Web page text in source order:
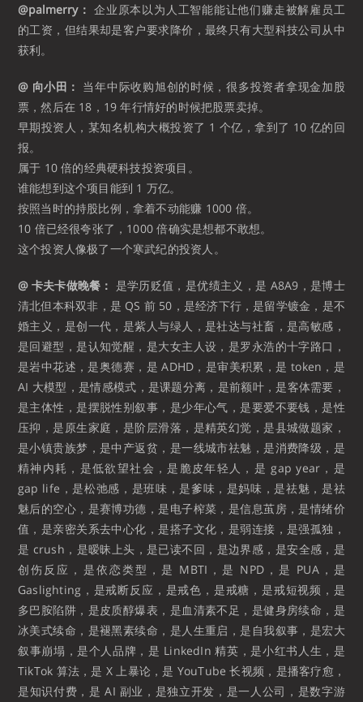
@palmerry： 企业原本以为人工智能能让他们赚走被解雇员工
的工资，但结果却是客户要求降价，最终只有大型科技公司从中
获利。
@ 向小田： 当年中际收购旭创的时候，很多投资者拿现金加股
票，然后在 18，19 年行情好的时候把股票卖掉。
早期投资人，某知名机构大概投资了 1 个亿，拿到了 10 亿的回
报。
属于 10 倍的经典硬科技投资项目。
谁能想到这个项目能到 1 万亿。
按照当时的持股比例，拿着不动能赚 1000 倍。
10 倍已经很夸张了，1000 倍确实是想都不敢想。
这个投资人像极了一个寒武纪的投资人。
@ 卡夫卡做晚餐： 是学历贬值，是优绩主义，是 A8A9，是博士
清北但本科双非，是 QS 前 50，是经济下行，是留学镀金，是不
婚主义，是创一代，是紫人与绿人，是社达与社畜，是高敏感，
是回避型，是认知觉醒，是大女主人设，是罗永浩的十字路口，
是岩中花述，是奥德赛，是 ADHD，是审美积累，是 token，是
AI 大模型，是情感模式，是课题分离，是前额叶，是客体需要，
是主体性，是摆脱性别叙事，是少年心气，是要爱不要钱，是性
压抑，是原生家庭，是阶层滑落，是精英幻觉，是县城做题家，
是小镇贵族梦，是中产返贫，是一线城市祛魅，是消费降级，是
精神内耗，是低欲望社会，是脆皮年轻人，是 gap year，是
gap life，是松弛感，是班味，是爹味，是妈味，是祛魅，是祛
魅后的空心，是赛博功德，是电子榨菜，是信息茧房，是情绪价
值，是亲密关系去中心化，是搭子文化，是弱连接，是强孤独，
是 crush，是暧昧上头，是已读不回，是边界感，是安全感，是
创伤反应，是依恋类型，是 MBTI，是 NPD，是 PUA，是
Gaslighting，是戒断反应，是戒色，是戒糖，是戒短视频，是
多巴胺陷阱，是皮质醇爆表，是血清素不足，是健身房续命，是
冰美式续命，是褪黑素续命，是人生重启，是自我叙事，是宏大
叙事崩塌，是个人品牌，是 LinkedIn 精英，是小红书人生，是
TikTok 算法，是 X 上暴论，是 YouTube 长视频，是播客疗愈，
是知识付费，是 AI 副业，是独立开发，是一人公司，是数字游